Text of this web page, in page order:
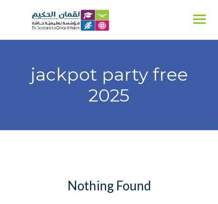
jackpot party free
2025
Nothing Found